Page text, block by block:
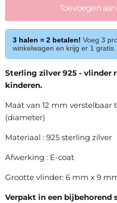
Toevoegen
3 halen = 2 betalen! Voeg 3
winkelwagen en krijg er 1 gratis.
Sterling zilver 925 - vlinder
kinderen.
Maat van 12 mm verstelbaar
(diameter)
Materiaal : 925 sterling zilver
Afwerking : E-coat
Grootte vlinder: 6 mm x 9
Verpakt in een bijbehorend